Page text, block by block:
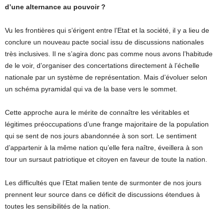
d’une alternance au pouvoir ?
Vu les frontières qui s’érigent entre l’Etat et la société, il y a lieu de
conclure un nouveau pacte social issu de discussions nationales
très inclusives. Il ne s’agira donc pas comme nous avons l’habitude
de le voir, d’organiser des concertations directement à l’échelle
nationale par un système de représentation. Mais d’évoluer selon
un schéma pyramidal qui va de la base vers le sommet.
Cette approche aura le mérite de connaître les véritables et
légitimes préoccupations d’une frange majoritaire de la population
qui se sent de nos jours abandonnée à son sort. Le sentiment
d’appartenir à la même nation qu’elle fera naître, éveillera à son
tour un sursaut patriotique et citoyen en faveur de toute la nation.
Les difficultés que l’Etat malien tente de surmonter de nos jours
prennent leur source dans ce déficit de discussions étendues à
toutes les sensibilités de la nation.